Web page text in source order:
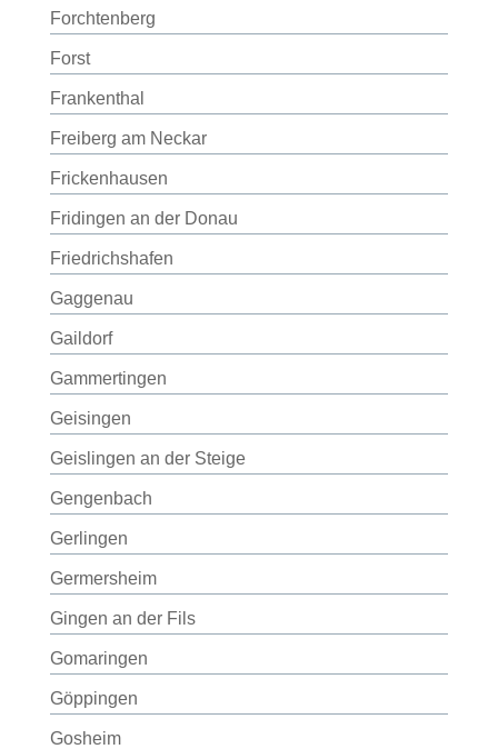
Forchtenberg
Forst
Frankenthal
Freiberg am Neckar
Frickenhausen
Fridingen an der Donau
Friedrichshafen
Gaggenau
Gaildorf
Gammertingen
Geisingen
Geislingen an der Steige
Gengenbach
Gerlingen
Germersheim
Gingen an der Fils
Gomaringen
Göppingen
Gosheim